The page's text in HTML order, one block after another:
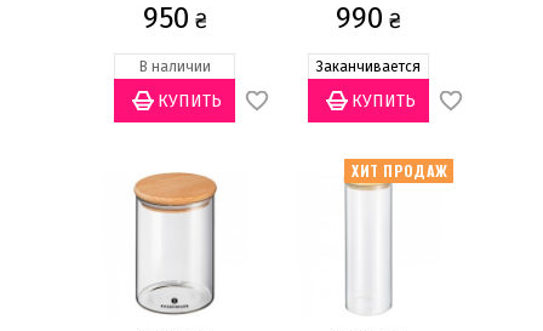
Статус товара
Есть в наличии (15)
Нет в наличии
крышкой 350мл
950 ₴
В наличии
крышкой 600мл
990 ₴
Заканчивается
ХИТ ПРОДАЖ